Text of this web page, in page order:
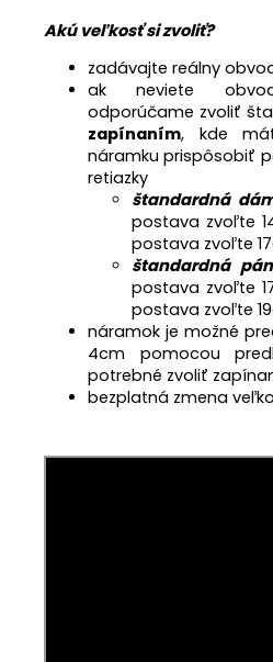
Akú veľkosť si zvoliť?
zadávajte reálny
ak neviete
odporúčame zvoliť
zapínaním, kde
náramku prispôsobiť
retiazky
štandardná
postava zvoľte
postava zvoľte
štandardná
postava zvoľte
postava zvoľte
náramok je možné
4cm pomocou
potrebné zvoliť
bezplatná zmena